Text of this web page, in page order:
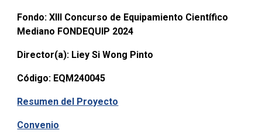
Fondo: XIII Concurso de Equipamiento Científico
Mediano FONDEQUIP 2024
Director(a): Liey Si Wong Pinto
Código: EQM240045
Resumen del Proyecto
Convenio